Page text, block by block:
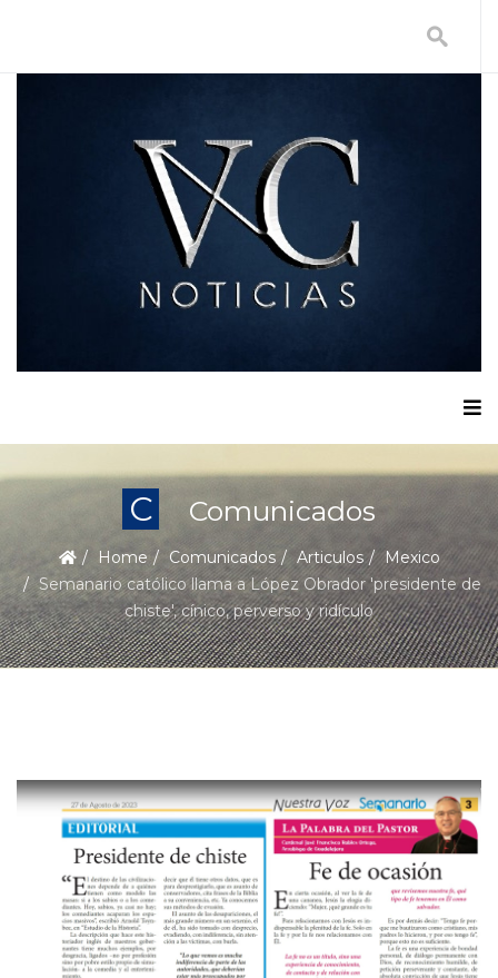
C Comunicados
Home Comunicados Articulos
Mexico
Semanario católico llama a López Obrador 'presidente de
chiste', cínico, perverso y ridículo